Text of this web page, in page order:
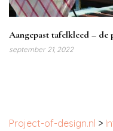
Aangepast tafelkleed – de
september 21, 2022
Project-of-design.nl >